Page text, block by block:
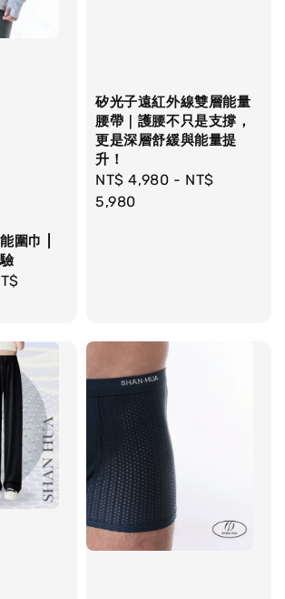
圍巾 |
矽光子遠紅外線雙層能量
腰帶｜護腰不只是支撐，
更是深層舒緩與能量提
升！
Regular
price
NT$ 4,980 - NT$
5,980